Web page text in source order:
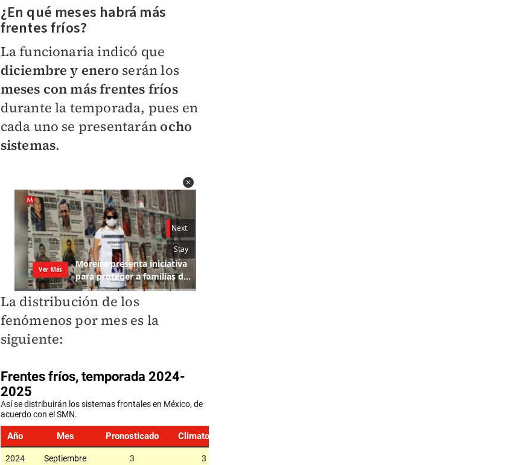
¿En qué meses habrá más
frentes fríos?
La funcionaria indicó que
diciembre y enero serán los
meses con más frentes fríos
durante la temporada, pues en
cada uno se presentarán ocho
sistemas.
La distribución de los
fenómenos por mes es la
siguiente: